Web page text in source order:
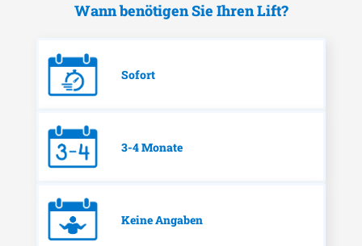
Wann benötigen Sie Ihren Lift?
Sofort
3-4 Monate
Keine Angaben